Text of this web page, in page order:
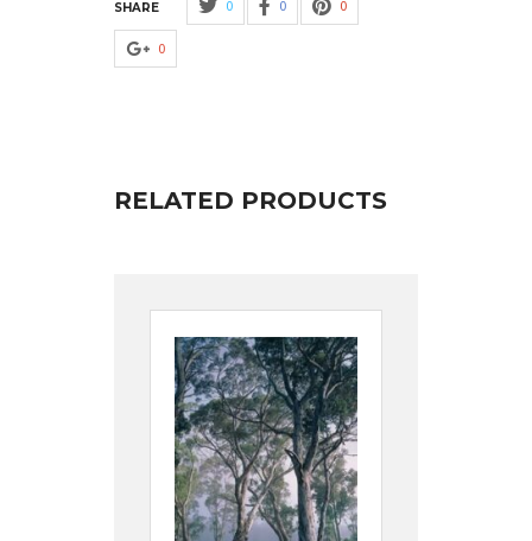
SHARE 0 0 0
0
RELATED PRODUCTS